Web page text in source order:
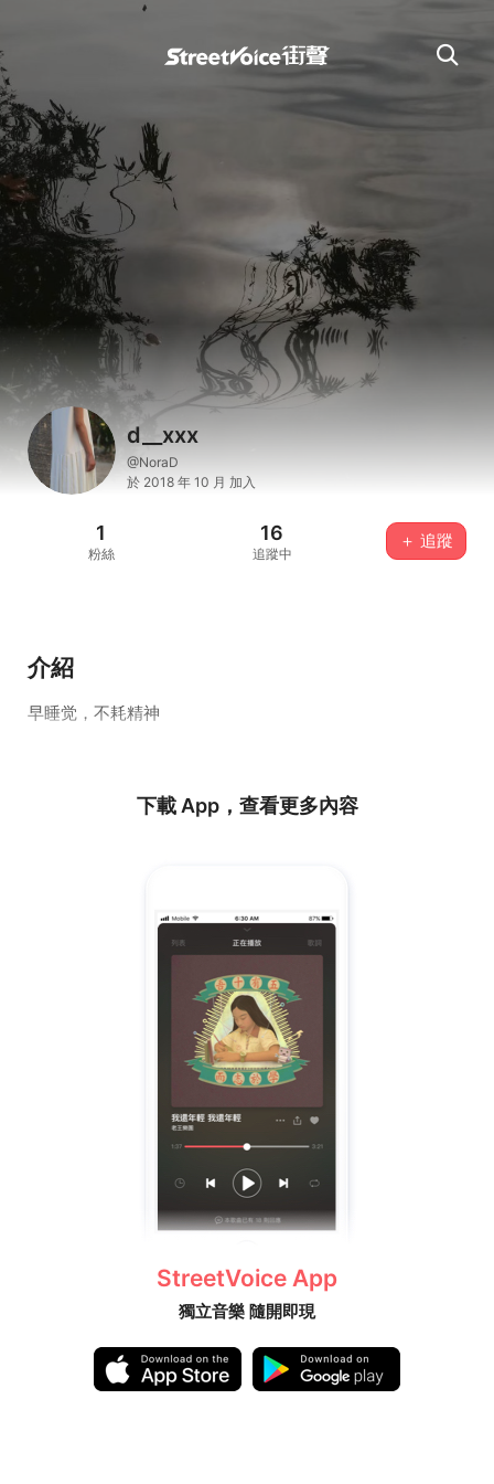
d__xxx
@NoraD
於 2018 年 10 月 加入
1
粉絲
16
追蹤中
＋ 追蹤
介紹
早睡觉，不耗精神
下載 App，查看更多內容
StreetVoice App
獨立音樂 隨開即現